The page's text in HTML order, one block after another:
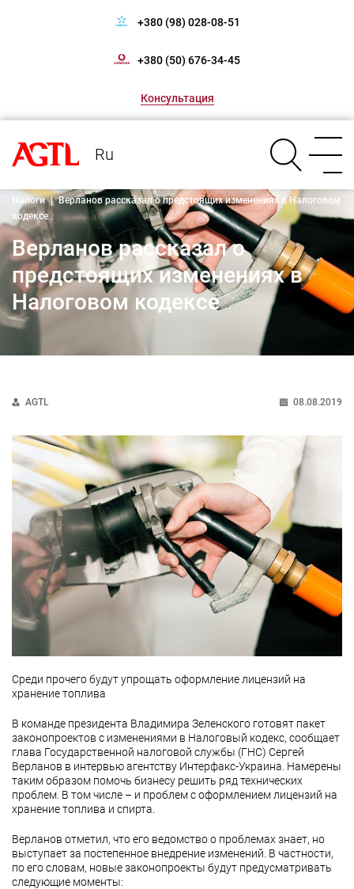
+380 (98) 028-08-51
+380 (50) 676-34-45
Консультация
Ru
Налоги | Верланов рассказал о предстоящих изменениях в Налоговом
кодексе
Верланов рассказал о
предстоящих изменениях в
Налоговом кодексе
AGTL 08.08.2019
Среди прочего будут упрощать оформление лицензий на
хранение топлива
В команде президента Владимира Зеленского готовят пакет
законопроектов с изменениями в Налоговый кодекс, сообщает
глава Государственной налоговой службы (ГНС) Сергей
Верланов в интервью агентству Интерфакс-Украина. Намерены
таким образом помочь бизнесу решить ряд технических
проблем. В том числе – и проблем с оформлением лицензий на
хранение топлива и спирта.
Верланов отметил, что его ведомство о проблемах знает, но
выступает за постепенное внедрение изменений. В частности,
по его словам, новые законопроекты будут предусматривать
следующие моменты: